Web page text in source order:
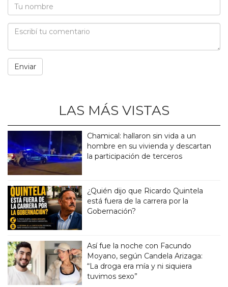
LAS MÁS VISTAS
Chamical: hallaron sin vida a un
hombre en su vivienda y descartan
la participación de terceros
¿Quién dijo que Ricardo Quintela
está fuera de la carrera por la
Gobernación?
Así fue la noche con Facundo
Moyano, según Candela Arizaga:
“La droga era mía y ni siquiera
tuvimos sexo”